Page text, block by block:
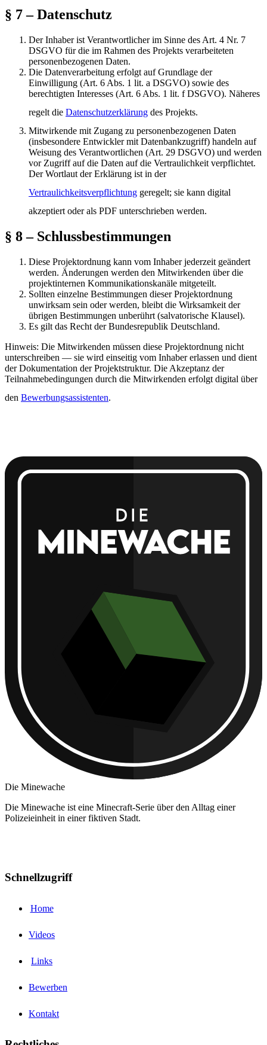
§ 7 – Datenschutz
Der Inhaber ist Verantwortlicher im Sinne des Art. 4 Nr. 7
DSGVO für die im Rahmen des Projekts verarbeiteten
personenbezogenen Daten.
Die Datenverarbeitung erfolgt auf Grundlage der
Einwilligung (Art. 6 Abs. 1 lit. a DSGVO) sowie des
berechtigten Interesses (Art. 6 Abs. 1 lit. f DSGVO). Näheres
regelt die Datenschutzerklärung des Projekts.
Mitwirkende mit Zugang zu personenbezogenen Daten
(insbesondere Entwickler mit Datenbankzugriff) handeln auf
Weisung des Verantwortlichen (Art. 29 DSGVO) und werden
vor Zugriff auf die Daten auf die Vertraulichkeit verpflichtet.
Der Wortlaut der Erklärung ist in der
Vertraulichkeitsverpflichtung geregelt; sie kann digital
akzeptiert oder als PDF unterschrieben werden.
§ 8 – Schlussbestimmungen
Diese Projektordnung kann vom Inhaber jederzeit geändert
werden. Änderungen werden den Mitwirkenden über die
projektinternen Kommunikationskanäle mitgeteilt.
Sollten einzelne Bestimmungen dieser Projektordnung
unwirksam sein oder werden, bleibt die Wirksamkeit der
übrigen Bestimmungen unberührt (salvatorische Klausel).
Es gilt das Recht der Bundesrepublik Deutschland.
Hinweis: Die Mitwirkenden müssen diese Projektordnung nicht
unterschreiben — sie wird einseitig vom Inhaber erlassen und dient
der Dokumentation der Projektstruktur. Die Akzeptanz der
Teilnahmebedingungen durch die Mitwirkenden erfolgt digital über
den Bewerbungsassistenten.
Die Minewache
Die Minewache ist eine Minecraft-Serie über den Alltag einer
Polizeieinheit in einer fiktiven Stadt.
Schnellzugriff
Home
Videos
Links
Bewerben
Kontakt